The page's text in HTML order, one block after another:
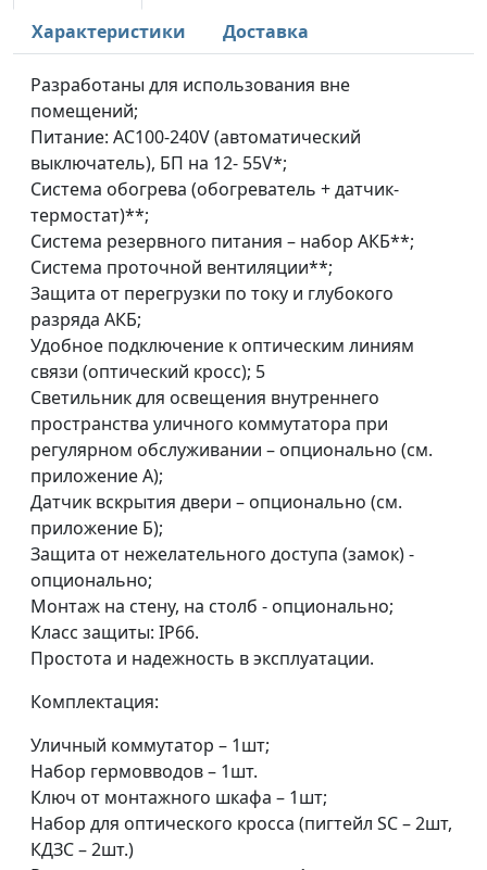
Характеристики
Доставка
Разработаны для использования вне
помещений;
Питание: AC100-240V (автоматический
выключатель), БП на 12- 55V*;
Система обогрева (обогреватель + датчик-
термостат)**;
Система резервного питания – набор АКБ**;
Система проточной вентиляции**;
Защита от перегрузки по току и глубокого
разряда АКБ;
Удобное подключение к оптическим линиям
связи (оптический кросс); 5
Светильник для освещения внутреннего
пространства уличного коммутатора при
регулярном обслуживании – опционально (см.
приложение А);
Датчик вскрытия двери – опционально (см.
приложение Б);
Защита от нежелательного доступа (замок) -
опционально;
Монтаж на стену, на столб - опционально;
Класс защиты: IP66.
Простота и надежность в эксплуатации.
Комплектация:
Уличный коммутатор – 1шт;
Набор гермовводов – 1шт.
Ключ от монтажного шкафа – 1шт;
Набор для оптического кросса (пигтейл SC – 2шт,
КДЗС – 2шт.)